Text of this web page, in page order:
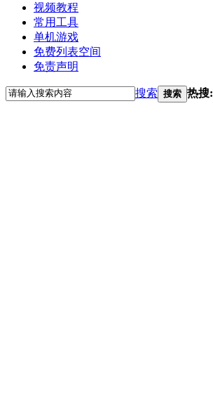
视频教程
常用工具
单机游戏
免费列表空间
免责声明
搜索 搜索 热搜: